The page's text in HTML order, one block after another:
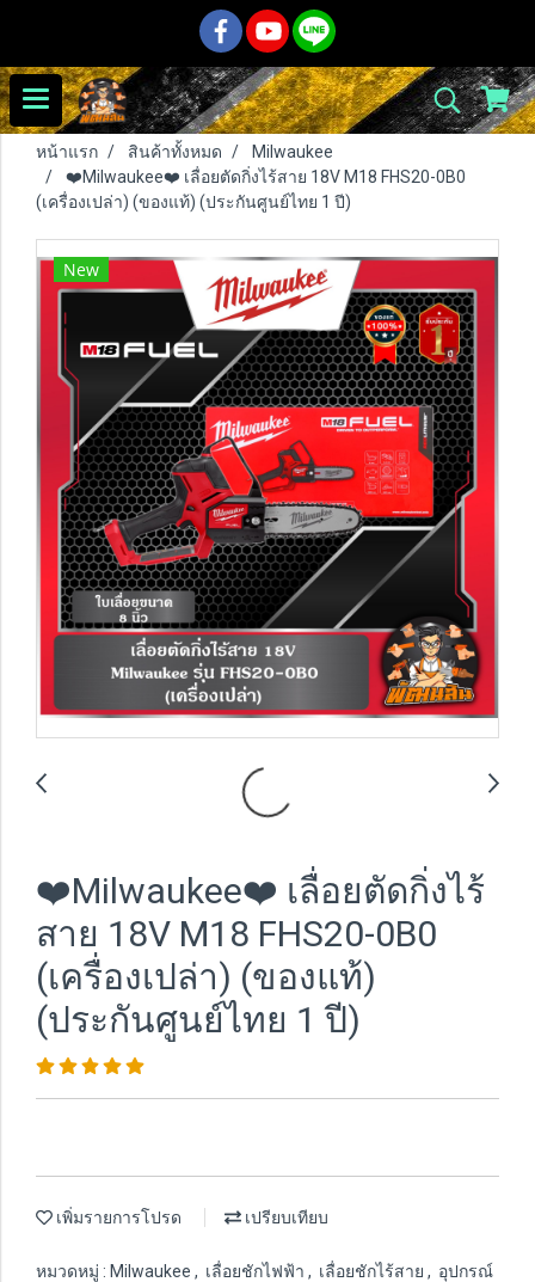
หน้าแรก สินค้าทั้งหมด
Milwaukee
❤️Milwaukee❤️ เลื่อยตัดกิ่งไร้สาย 18V M18 FHS20-0B0
(เครื่องเปล่า) (ของแท้) (ประกันศูนย์ไทย 1 ปี)
New
❤️Milwaukee❤️ เลื่อยตัดกิ่งไร้
สาย 18V M18 FHS20-0B0
(เครื่องเปล่า) (ของแท้)
(ประกันศูนย์ไทย 1 ปี)
เพิ่มรายการโปรด เปรียบเทียบ
หมวดหมู่ : Milwaukee , เลื่อยชักไฟฟ้า , เลื่อยชักไร้สาย , อุปกรณ์